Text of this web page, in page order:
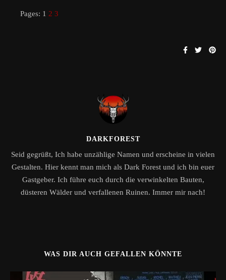
Pages: 1 2 3
DARKFOREST
Seid gegrüßt, Ich habe unzählige Namen und erscheine in vielen
Gestalten. Hier kennt man mich als Dark Forest und ich bin euer
Gastgeber. Ich führe euch durch die verwinkelten Bauten,
düsteren Wälder und verfallenen Ruinen. Immer mir nach!
WAS DIR AUCH GEFALLEN KÖNNTE